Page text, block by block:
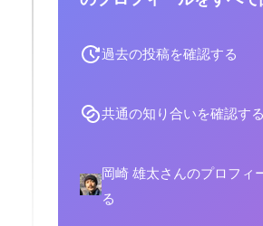
過去の投稿を確認する
共通の知り合いを確認する
岡崎 雄太さんのプロフィ
る